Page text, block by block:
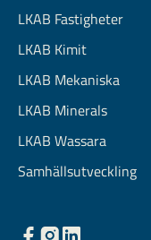
LKAB Fastigheter
LKAB Kimit
LKAB Mekaniska
LKAB Minerals
LKAB Wassara
Samhällsutveckling